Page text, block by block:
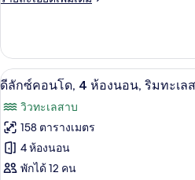
เกี่ยว
กับ
3-
Cabin
w/
Loft
#25
เปิด
ภาพถ่าย
ทั้งหมด
ของ
ดี
ดี
27
ดีลักซ์คอนโด, 4 ห้องนอน, ริมทะเล
วิวทะเลสาบ
158 ตารางเมตร
4 ห้องนอน
พักได้ 12 คน